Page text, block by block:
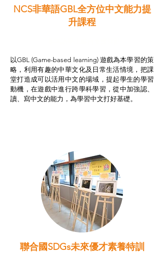
NCS非華語GBL全方位中文能力提
升課程
以GBL (Game-based learning) 遊戲為本學習的策
略，利用有趣的中華文化及日常生活情境，把課
堂打造成可以活用中文的場域，提起學生的學習
動機，在遊戲中進行跨學科學習，從中加強認、
讀、寫中文的能力，為學習中文打好基礎。
聯合國SDGs未來優才素養特訓